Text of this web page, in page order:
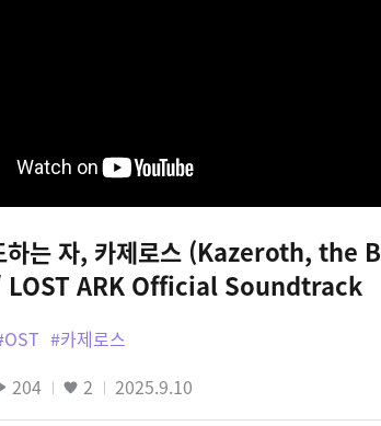
하는 자, 카제로스 (Kazeroth, the
ARK Official Soundtrack
#카제로스
204 2 2025.9.10